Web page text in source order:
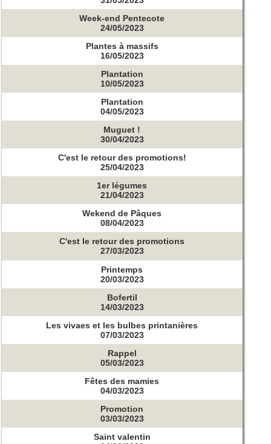
Week-end Pentecote
24/05/2023
Plantes à massifs
16/05/2023
Plantation
10/05/2023
Plantation
04/05/2023
Muguet !
30/04/2023
C'est le retour des promotions!
25/04/2023
1er légumes
21/04/2023
Wekend de Pâques
08/04/2023
C'est le retour des promotions
27/03/2023
Printemps
20/03/2023
Bofertil
14/03/2023
Les vivaes et les bulbes printanières
07/03/2023
Rappel
05/03/2023
Fêtes des mamies
04/03/2023
Promotion
03/03/2023
Saint valentin